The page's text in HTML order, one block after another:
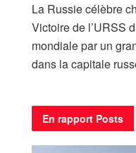
La Russie célèbre
Victoire de l’URSS
mondiale par un
dans la capitale
En rapport Posts